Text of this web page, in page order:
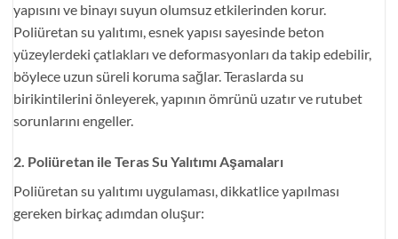
yapısını ve binayı suyun olumsuz etkilerinden korur.
Poliüretan su yalıtımı, esnek yapısı sayesinde beton
yüzeylerdeki çatlakları ve deformasyonları da takip edebilir,
böylece uzun süreli koruma sağlar. Teraslarda su
birikintilerini önleyerek, yapının ömrünü uzatır ve rutubet
sorunlarını engeller.
2. Poliüretan ile Teras Su Yalıtımı Aşamaları
Poliüretan su yalıtımı uygulaması, dikkatlice yapılması
gereken birkaç adımdan oluşur: